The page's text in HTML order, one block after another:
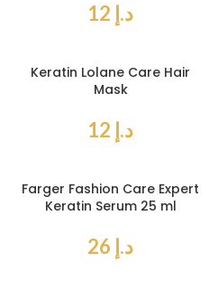
د.إ
Keratin Lolane Care Hair
Mask
د.إ
Farger Fashion Care Expert
Keratin Serum 25 ml
د.إ